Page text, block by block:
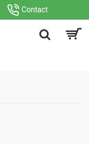
Contact